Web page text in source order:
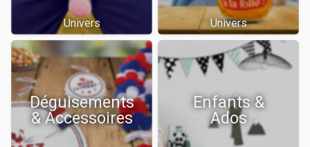
Univers Univers
Déguisements
& Accessoires
Enfants &
Ados